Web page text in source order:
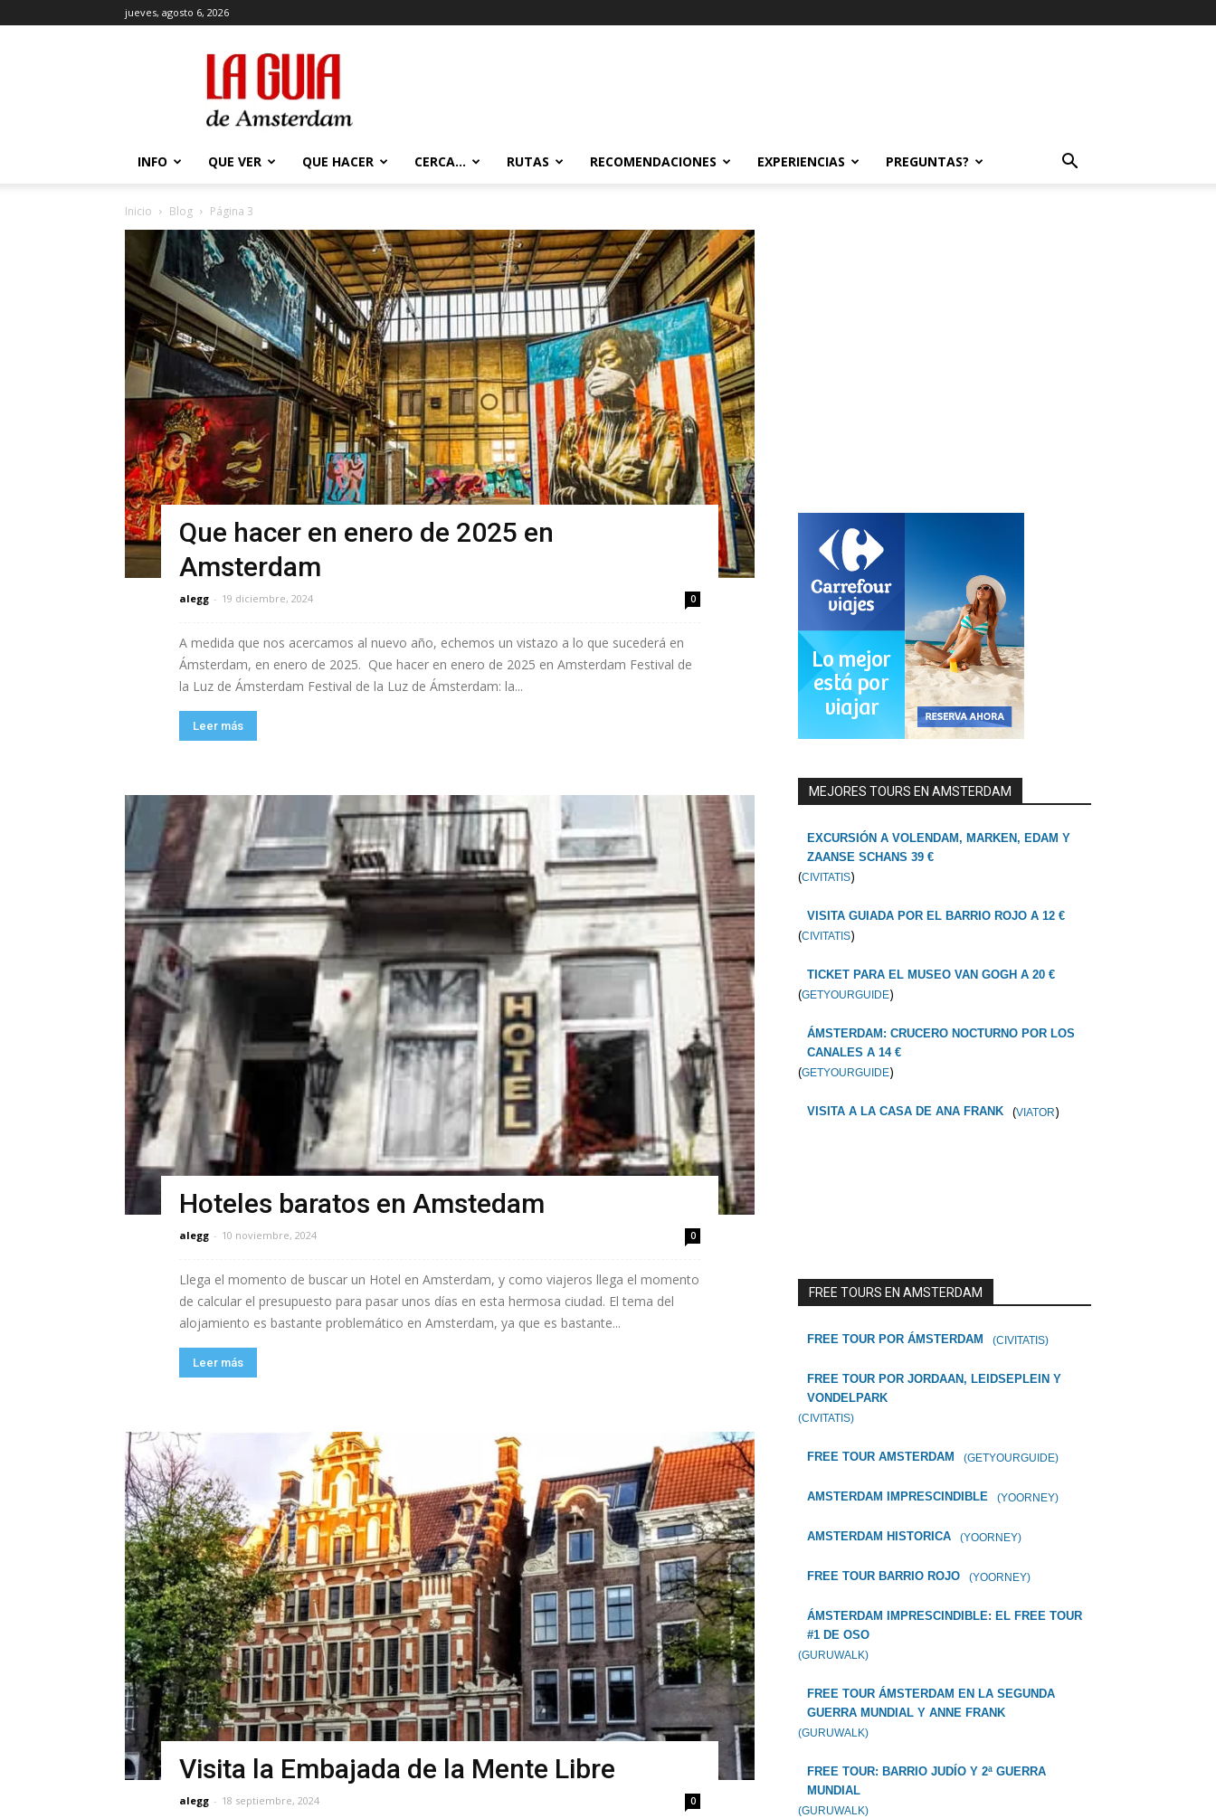
jueves, agosto 6, 2026
La
Guía
de
Amsterdam
INFO QUE VER QUE HACER CERCA… RUTAS RECOMENDACIONES EXPERIENCIAS PREGUNTAS?
Inicio Blog Página 3
Que hacer en enero de 2025 en
Amsterdam
alegg - 19 diciembre, 2024 0
A medida que nos acercamos al nuevo año, echemos un vistazo a lo que sucederá en
Ámsterdam, en enero de 2025. Que hacer en enero de 2025 en Amsterdam Festival de
la Luz de Ámsterdam Festival de la Luz de Ámsterdam: la...
Leer más
Hoteles baratos en Amstedam
alegg - 10 noviembre, 2024 0
Llega el momento de buscar un Hotel en Amsterdam, y como viajeros llega el momento
de calcular el presupuesto para pasar unos días en esta hermosa ciudad. El tema del
alojamiento es bastante problemático en Amsterdam, ya que es bastante...
Leer más
Visita la Embajada de la Mente Libre
alegg - 18 septiembre, 2024 0
MEJORES TOURS EN AMSTERDAM
EXCURSIÓN A VOLENDAM, MARKEN, EDAM Y
ZAANSE SCHANS 39 €
(CIVITATIS)
VISITA GUIADA POR EL BARRIO ROJO A 12 €
(CIVITATIS)
TICKET PARA EL MUSEO VAN GOGH A 20 €
(GETYOURGUIDE)
ÁMSTERDAM: CRUCERO NOCTURNO POR LOS
CANALES A 14 €
(GETYOURGUIDE)
VISITA A LA CASA DE ANA FRANK (VIATOR)
FREE TOURS EN AMSTERDAM
FREE TOUR POR ÁMSTERDAM (CIVITATIS)
FREE TOUR POR JORDAAN, LEIDSEPLEIN Y
VONDELPARK
(CIVITATIS)
FREE TOUR AMSTERDAM (GETYOURGUIDE)
AMSTERDAM IMPRESCINDIBLE (YOORNEY)
AMSTERDAM HISTORICA (YOORNEY)
FREE TOUR BARRIO ROJO (YOORNEY)
ÁMSTERDAM IMPRESCINDIBLE: EL FREE TOUR
#1 DE OSO
(GURUWALK)
FREE TOUR ÁMSTERDAM EN LA SEGUNDA
GUERRA MUNDIAL Y ANNE FRANK
(GURUWALK)
FREE TOUR: BARRIO JUDÍO Y 2ª GUERRA
MUNDIAL
(GURUWALK)